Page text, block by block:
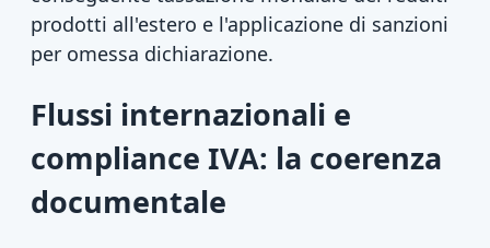
prodotti all'estero e l'applicazione di sanzioni
per omessa dichiarazione.
Flussi internazionali e
compliance IVA: la coerenza
documentale